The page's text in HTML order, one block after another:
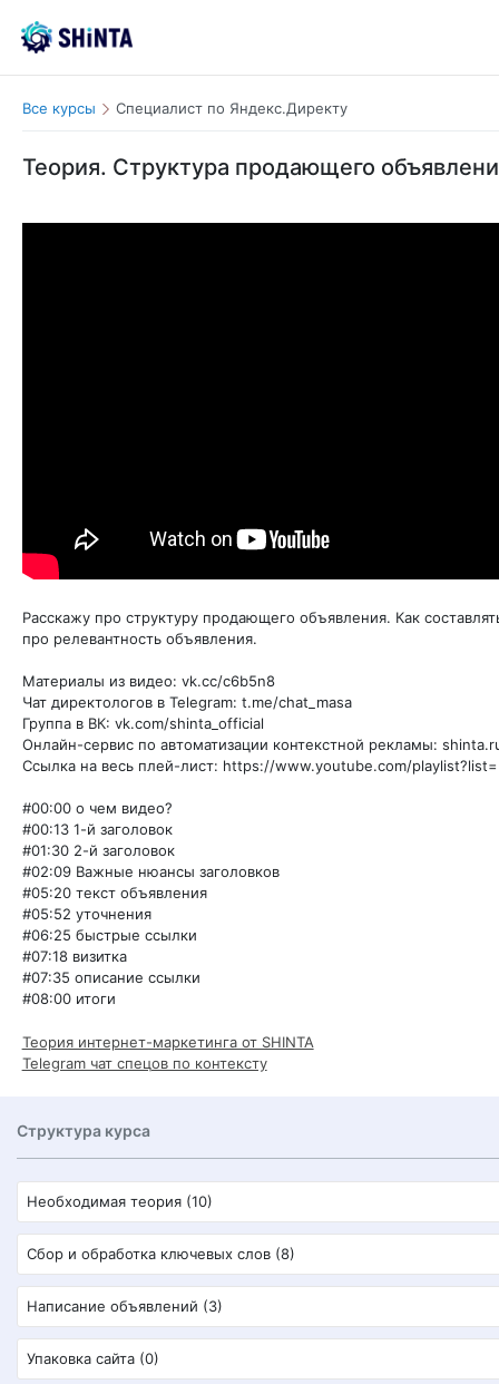
Все курсы Специалист по Яндекс.Директу
Теория. Структура продающего
Расскажу про структуру продающего объявления. Как
про релевантность объявления.
Материалы из видео: vk.cc/c6b5n8
Чат директологов в Telegram: t.me/chat_masa
Группа в ВК: vk.com/shinta_official
Онлайн-сервис по автоматизации контекстной рекламы:
Ссылка на весь плей-лист: https://www.youtube.com/
#00:00 о чем видео?
#00:13 1-й заголовок
#01:30 2-й заголовок
#02:09 Важные нюансы заголовков
#05:20 текст объявления
#05:52 уточнения
#06:25 быстрые ссылки
#07:18 визитка
#07:35 описание ссылки
#08:00 итоги
Теория интернет-маркетинга от SHINTA
Telegram чат спецов по контексту
Структура курса
Необходимая теория (10)
Сбор и обработка ключевых слов (8)
Написание объявлений (3)
Упаковка сайта (0)